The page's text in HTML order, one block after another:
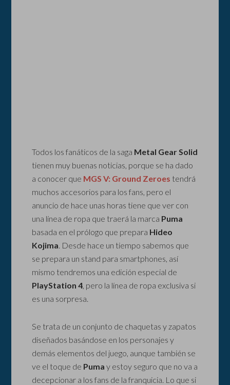
Todos los fanáticos de la saga Metal Gear Solid
tienen muy buenas noticias, porque se ha dado
a conocer que MGS V: Ground Zeroes tendrá
muchos accesorios para los fans, pero el
anuncio de hace unas horas tiene que ver con
una línea de ropa que traerá la marca Puma
basada en el prólogo que prepara Hideo
Kojima. Desde hace un tiempo sabemos que
se prepara un stand para smartphones, así
mismo tendremos una edición especial de
PlayStation 4, pero la línea de ropa exclusiva si
es una sorpresa.
Se trata de un conjunto de chaquetas y zapatos
diseñados basándose en los personajes y
demás elementos del juego, aunque también se
ve el toque de Pumay estoy seguro que no va a
decepcionar a los fans de la franquicia. Lo que si